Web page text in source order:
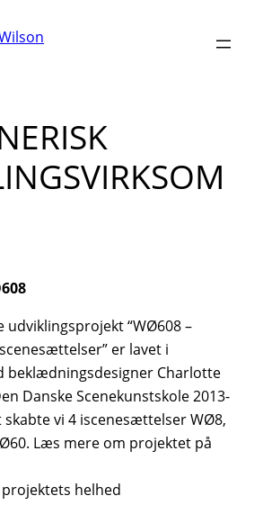
udviklingsprojekt “WØ608 –
er lavet i
beklædningsdesigner Charlotte
Danske Scenekunstskole 2013-
vi 4 iscenesættelser WØ8,
Læs mere om projektet på
helhed